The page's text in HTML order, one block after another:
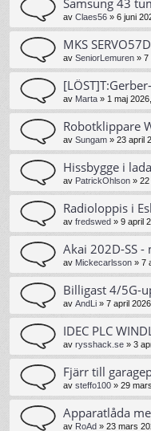
Samsung 43
av Claes56 » 6 juni
MKS
av SeniorLemuren » 7
av Marta » 1 maj
Robotklippare
av Sungam » 23 april
Hissbygge i lada
av PatrickOhlson » 22
Radioloppis i
av fredswed » 9 april
Akai 202D-SS
av Mickecarlsson » 7
Billigast 4/5G-
av AndLi » 7 april
IDEC PLC
av rysshack.se » 3
Fjärr till
av steffo100 » 29
Apparatlåda
av RoAd » 23 mars